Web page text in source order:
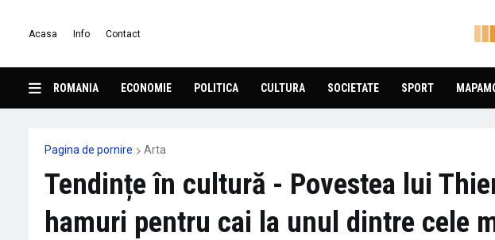
Acasa Info Contact
ROMANIA ECONOMIE POLITICA CULTURA SOCIETATE SPORT
Pagina de pornire Arta
Tendințe în cultură - Povestea lui
hamuri pentru cai la unul dintre cele